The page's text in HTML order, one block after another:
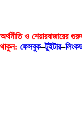
অর্থনীতি ও শেয়ারবাজারের
থাকুন: ফেসবুক–টুইটার–